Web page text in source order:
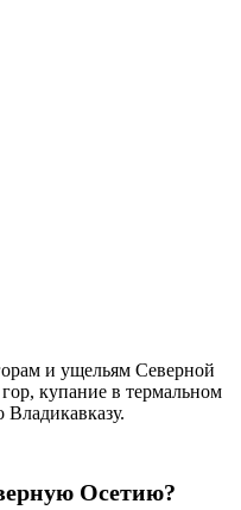
и ущельям Северной
купание в термальном
Осетию?